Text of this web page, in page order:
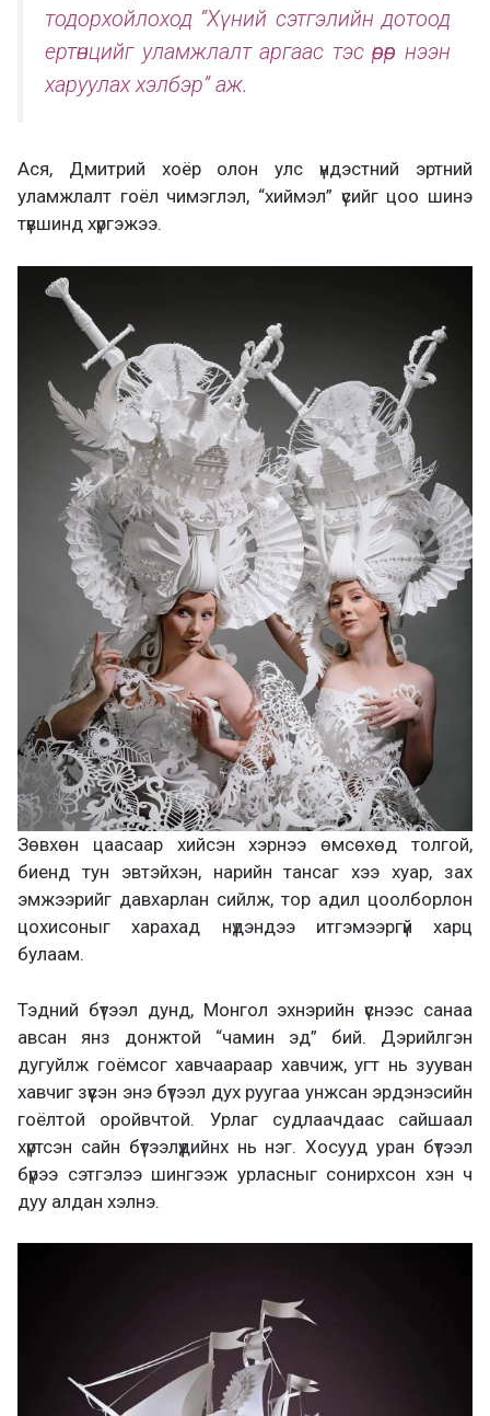
тодорхойлоход “Хүний сэтгэлийн дотоод
ертөнцийг уламжлалт аргаас тэс өөрөөр нээн
харуулах хэлбэр” аж.
Ася, Дмитрий хоёр олон улс үндэстний эртний
уламжлалт гоёл чимэглэл, “хиймэл” үсийг цоо шинэ
түвшинд хүргэжээ.
Зөвхөн цаасаар хийсэн хэрнээ өмсөхөд толгой,
биенд тун эвтэйхэн, нарийн тансаг хээ хуар, зах
эмжээрийг давхарлан сийлж, тор адил цоолборлон
цохисоныг харахад нүдэндээ итгэмээргүй харц
булаам.
Тэдний бүтээл дунд, Монгол эхнэрийн үснээс санаа
авсан янз донжтой “чамин эд” бий. Дэрийлгэн
дугуйлж гоёмсог хавчаараар хавчиж, угт нь зууван
хавчиг зүүсэн энэ бүтээл дух руугаа унжсан эрдэнэсийн
гоёлтой оройвчтой. Урлаг судлаачдаас сайшаал
хүртсэн сайн бүтээлүүдийнх нь нэг. Хосууд уран бүтээл
бүрээ сэтгэлээ шингээж урласныг сонирхсон хэн ч
дуу алдан хэлнэ.